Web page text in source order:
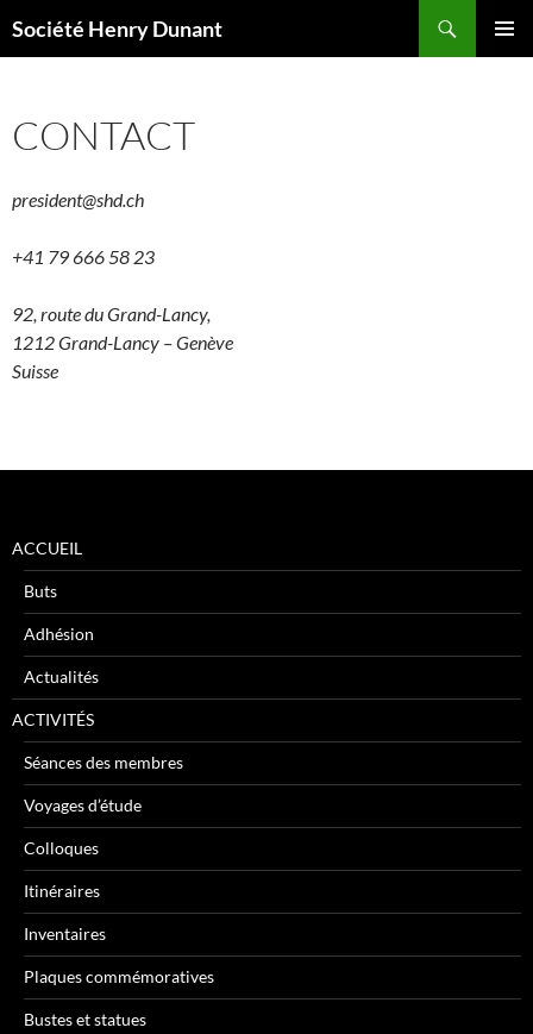
au
Société Henry Dunant
CONTACT
president@shd.ch
+41 79 666 58 23
92, route du Grand-Lancy,
1212 Grand-Lancy – Genève
Suisse
ACCUEIL
Buts
Adhésion
Actualités
ACTIVITÉS
Séances des membres
Voyages d’étude
Colloques
Itinéraires
Inventaires
Plaques commémoratives
Bustes et statues